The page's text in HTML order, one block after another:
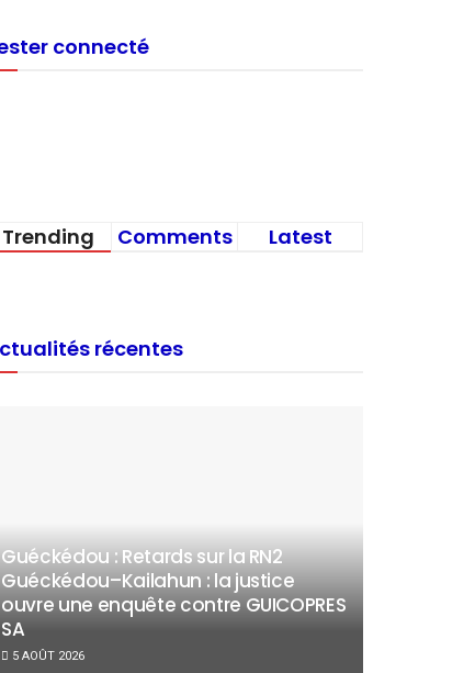
connecté
Trending Comments Latest
récentes
Guéckédou : Retards sur la RN2
Guéckédou–Kailahun : la justice
ouvre une enquête contre GUICOPRES
SA
5 AOÛT 2026